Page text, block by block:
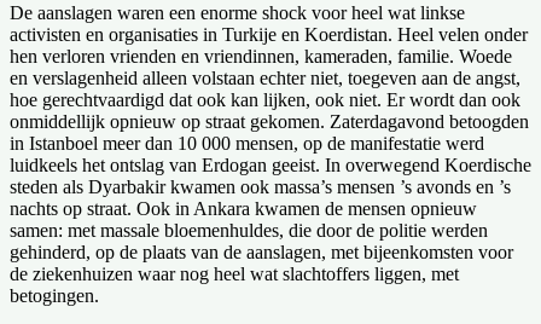
De aanslagen waren een enorme shock voor heel wat linkse
activisten en organisaties in Turkije en Koerdistan. Heel velen onder
hen verloren vrienden en vriendinnen, kameraden, familie. Woede
en verslagenheid alleen volstaan echter niet, toegeven aan de angst,
hoe gerechtvaardigd dat ook kan lijken, ook niet. Er wordt dan ook
onmiddellijk opnieuw op straat gekomen. Zaterdagavond betoogden
in Istanboel meer dan 10 000 mensen, op de manifestatie werd
luidkeels het ontslag van Erdogan geeist. In overwegend Koerdische
steden als Dyarbakir kwamen ook massa’s mensen ’s avonds en ’s
nachts op straat. Ook in Ankara kwamen de mensen opnieuw
samen: met massale bloemenhuldes, die door de politie werden
gehinderd, op de plaats van de aanslagen, met bijeenkomsten voor
de ziekenhuizen waar nog heel wat slachtoffers liggen, met
betogingen.